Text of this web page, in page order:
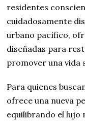
residentes
cuidadosamente
urbano pacífico,
diseñadas para
promover una vida
Para quienes
ofrece una nueva
equilibrando el